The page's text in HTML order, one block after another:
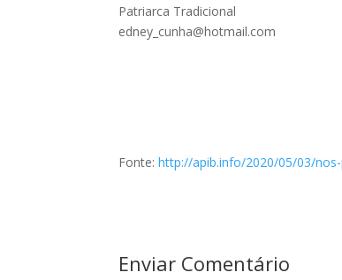
Patriarca Tradicional
edney_cunha@hotmail.com
Fonte:http://apib.info/2020/05/03/
Enviar Comentário